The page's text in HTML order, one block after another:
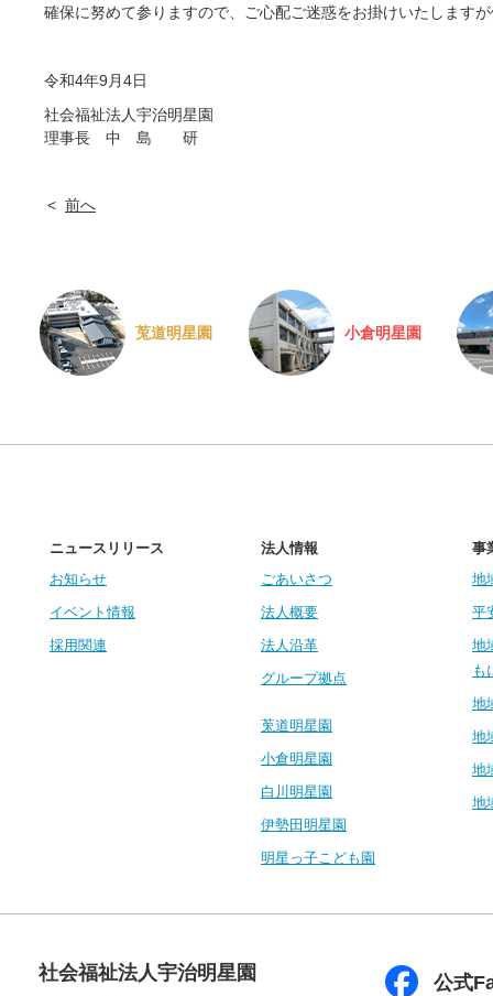
確保に努めて参りますので、ご心配ご迷惑をお掛けいたします
令和4年9月4日
社会福祉法人宇治明星園
理事長 中 島 研
前へ
莵道明星園 小倉明星園
ニュースリリース
お知らせ
イベント情報
採用関連
法人情報
ごあいさつ
法人概要
法人沿革
グループ拠点
莵道明星園
小倉明星園
白川明星園
伊勢田明星園
明星っ子こども園
事
地
平
地
も
地
地
地
地
社会福祉法人宇治明星園 公式